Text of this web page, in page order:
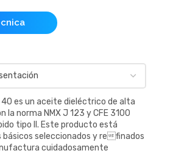
es un aceite dieléctrico de alta
la norma NMX J 123 y CFE 3100
tipo II. Este producto está
seleccionados y refinados
cuidadosamente